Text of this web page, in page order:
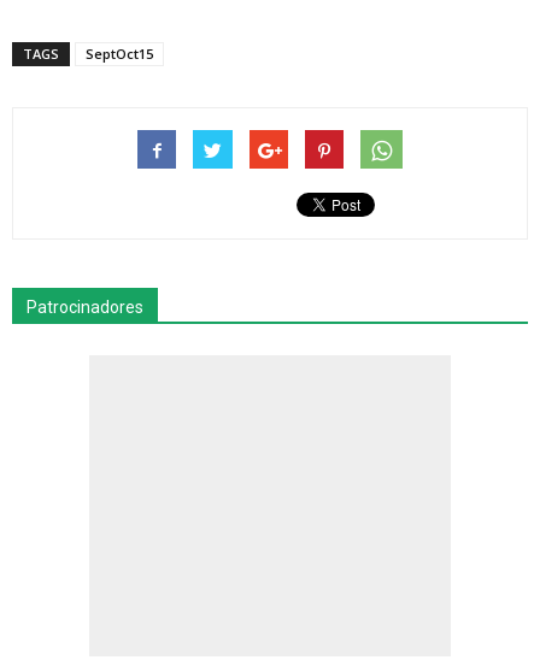
TAGS SeptOct15
Patrocinadores